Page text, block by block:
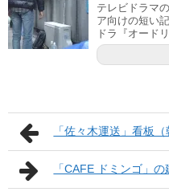
テレビドラマ
ア向けの短い
ドラ『オード
「佐々木運送」看板
「CAFE ドミンゴ」